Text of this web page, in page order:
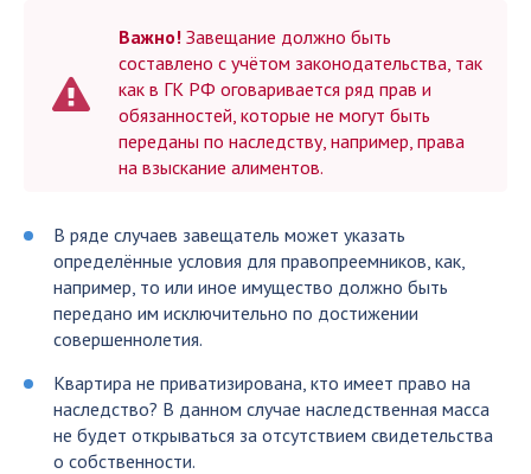
Важно! Завещание должно быть
составлено с учётом законодательства, так
как в ГК РФ оговаривается ряд прав и
обязанностей, которые не могут быть
переданы по наследству, например, права
на взыскание алиментов.
В ряде случаев завещатель может указать
определённые условия для правопреемников, как,
например, то или иное имущество должно быть
передано им исключительно по достижении
совершеннолетия.
Квартира не приватизирована, кто имеет право на
наследство? В данном случае наследственная масса
не будет открываться за отсутствием свидетельства
о собственности.